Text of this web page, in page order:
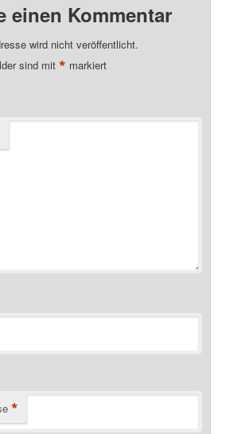
einen Kommentar
wird nicht veröffentlicht.
sind mit* markiert
*